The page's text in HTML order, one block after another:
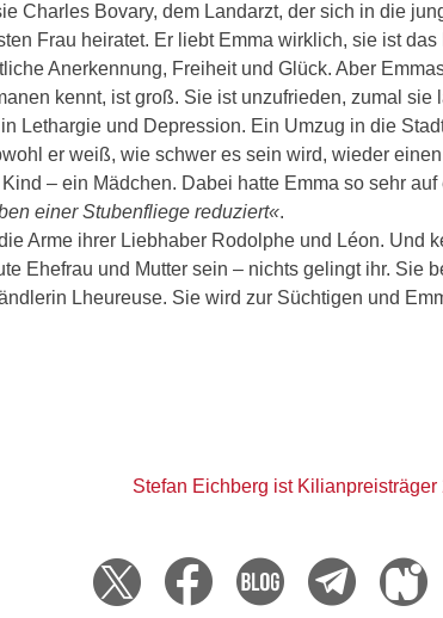
Charles Bovary, dem Landarzt, der sich in die
Frau heiratet. Er liebt Emma wirklich, sie ist
An­erkennung, Freiheit und Glück. Aber
kennt, ist groß. Sie ist unzufrieden, zumal sie
Lethargie und De­pres­sion. Ein Umzug in die
er weiß, wie schwer es sein wird, wieder
– ein Mädchen. Dabei hatte Emma so sehr
einer Stubenfliege reduziert«.
Arme ihrer Liebhaber Rodolphe und Léon. Und
Ehefrau und Mutter sein – nichts gelingt ihr. Sie
Lheureuse. Sie wird zur Süchtigen und
Stefan Eichberg ist